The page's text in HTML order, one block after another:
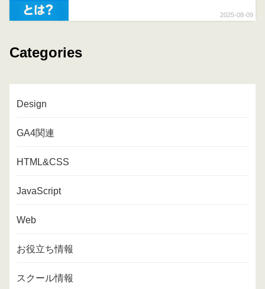
2025-08-09
Categories
Design
GA4関連
HTML&CSS
JavaScript
Web
お役立ち情報
スクール情報